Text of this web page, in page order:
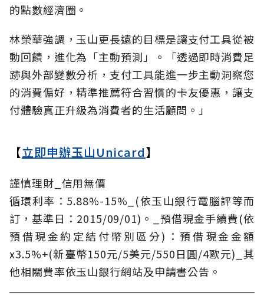
的點數經濟圈。
林榮華強調，玉山更長遠的目標是讓支付工具從被
動回饋，進化為「主動預測」。「透過即時消費足
跡與外部變數分析，支付工具能進一步主動洞察您
的消費偏好，精準推薦符合習慣的卡友優惠，讓支
付體驗真正升級為消費者的生活顧問。」
【立即申辦玉山Unicard】
謹慎理財_信用無價
循環利率：5.88%-15%_(依玉山銀行電腦評等而
訂，基準日：2015/09/01)。_預借現金手續費(依
預借現金約定結付幣別區分)：預借現金金額
x3.5%+(新臺幣150元/5美元/550日圓/4歐元)_其
他相關費率依玉山銀行網站及申請書公告。